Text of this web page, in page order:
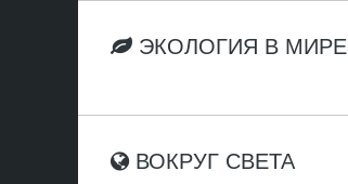
ЭКОЛОГИЯ В МИРЕ
ВОКРУГ СВЕТА